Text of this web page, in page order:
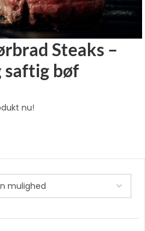
Steaks –
saftig bøf
nu!